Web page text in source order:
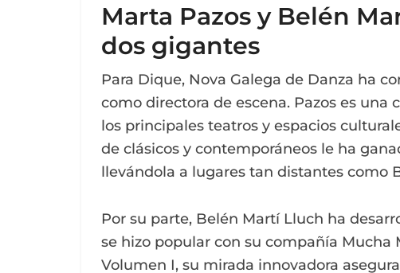
Marta Pazos y Belén
dos gigantes
Para Dique, Nova Galega de Danza ha
como directora de escena. Pazos es
los principales teatros y espacios
de clásicos y contemporáneos le ha
llevándola a lugares tan distantes como
Por su parte, Belén Martí Lluch ha
se hizo popular con su compañía Mucha
Volumen I, su mirada innovadora